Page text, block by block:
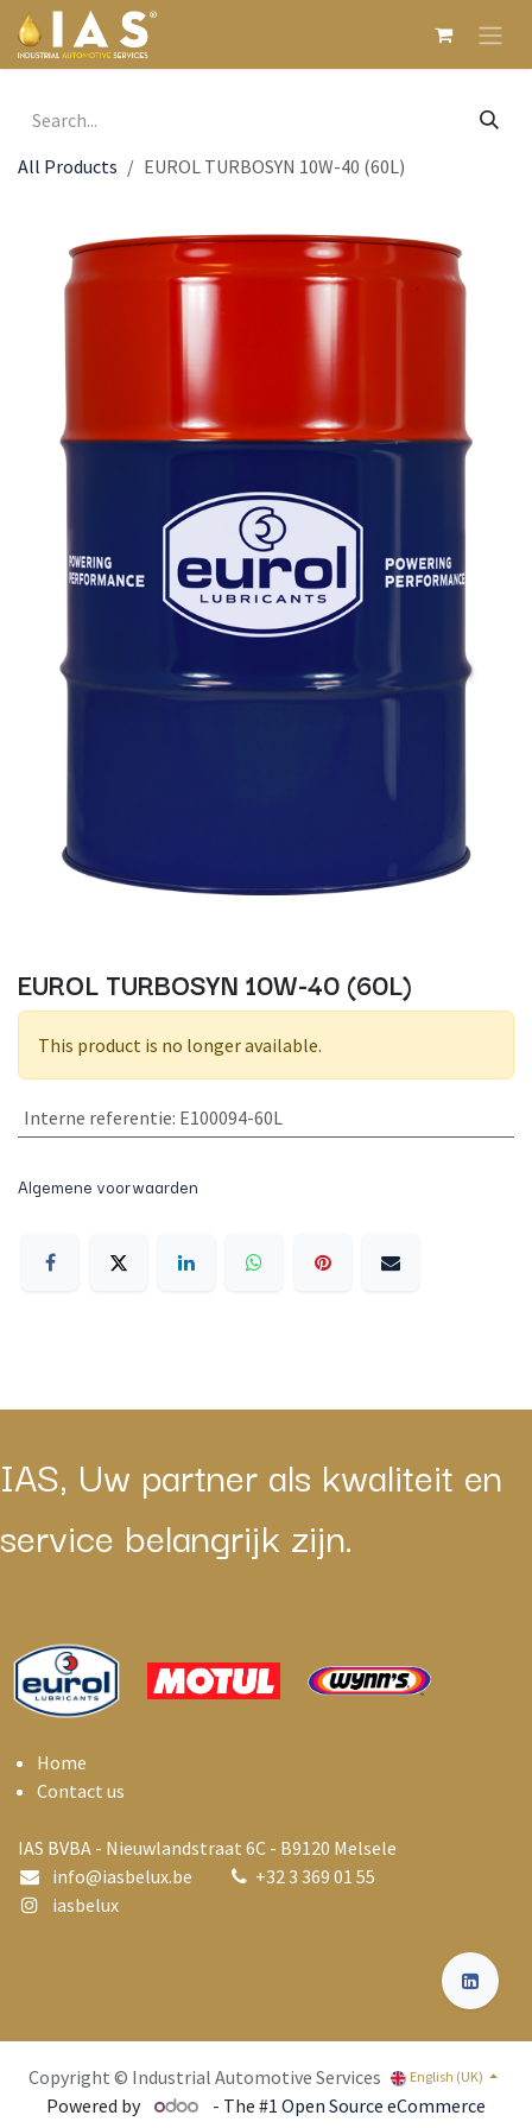
Skip to Content
All Products EUROL TURBOSYN 10W-40 (60L)
EUROL TURBOSYN 10W-40 (60L)
This product is no longer available.
Interne referentie: E100094-60L
Algemene voorwaarden
IAS, Uw partner als kwaliteit en
service belangrijk zijn.
Home
Contact us
IAS BVBA - Nieuwlandstraat 6C - B9120 Melsele
info@iasbelux.be +32 3 369 01 55
iasbelux
Copyright © Industrial Automotive Services English (UK)
Powered by - The #1 Open Source eCommerce